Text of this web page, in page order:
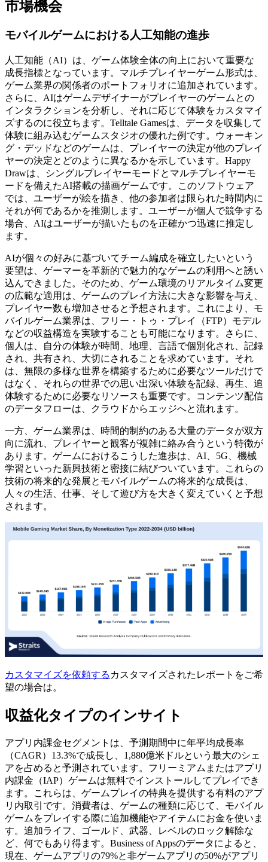
市場機会
モバイルゲームにおける人工知能の進歩
人工知能（AI）は、ゲーム体験全体の向上において重要な
成長指標となっています。マルチプレイヤーゲーム形式は、
ゲーム業界の関係者のポートフォリオに追加されています。
さらに、AIはゲームデザイナーがプレイヤーのゲームとの
インタラクションを分析し、それに応じて体験をカスタマイ
ズするのに役立ちます。Telltale Gamesは、データを収集して
体験に組み込むゲームスタジオの優れた例です。ウォーキン
グ・デッドなどのゲームは、プレイヤーの決定が他のプレイ
ヤーの決定とどのように異なるかを示しています。Happy
Drawは、シングルプレイヤーモードとマルチプレイヤーモ
ードを備えたAI搭載の描画ゲームです。このソフトウェア
では、ユーザーが絵を描き、他の参加者は限られた時間内に
それが何であるかを推測します。ユーザーが個人で競争する
場合、AIはユーザーが描いたものを正確かつ迅速に推定し
ます。
AIが個々の好みに基づいてチーム編成を確立したいという
要望は、ゲーマーを革新的で魅力的なゲームの利用へと誘い
込んできました。そのため、ゲーム環境のリアルタイム変更
の広範な適用は、ゲームのプレイ方法に大きな影響を与え、
プレイヤー数も増加させると予想されます。これにより、モ
バイルゲーム業界は、フリー・トゥ・プレイ（FTP）モデル
などの収益構造を実験することも可能になります。さらに、
個人は、自分の体験が時間、地理、言語で個別化され、記録
され、共有され、大切にされることを求めています。それ
は、無限の多様な世界を構築するために必要なツールだけで
はなく、それらの世界での思い出深い体験を記録、再生、追
体験するために必要なリソースも重要です。コンテンツ配信
のデータフローは、クラウドからエッジへと流れます。
一方、ゲーム業界は、時間的制約のある大量のデータが双方
向に流れ、プレイヤーと観客が複雑に絡み合うという特徴が
あります。ゲームにおけるこうした進歩は、AI、5G、機械
学習といった新興技術と密接に結びついています。これらの
技術の将来的な発展とモバイルゲームの将来的な成長は、
人々の生活、仕事、そして遊び方を大きく変えていくと予想
されます。
カスタマイズを依頼する カスタマイズされたレポートをご希
望の場合は。
収益化タイプのインサイト
アプリ内課金セグメントは、予測期間中に年平均成長率
（CAGR）13.3%で成長し、1,880億米ドルという最大のシェ
アを占めると予測されています。フリーミアムまたはアプリ
内課金（IAP）ゲームは無料でインストールしてプレイでき
ます。これらは、ゲームプレイの特典を提供する有料のアプ
リ内取引です。消費者は、ゲームの種類に応じて、モバイル
ゲームをプレイする際に追加機能やアイテムにお金を使いま
す。追加ライフ、ゴールド、武器、レベルのロック解除な
ど、何でもあり得ます。Business of Appsのデータによると、
現在、ゲームアプリの79%と非ゲームアプリの50%がアプリ